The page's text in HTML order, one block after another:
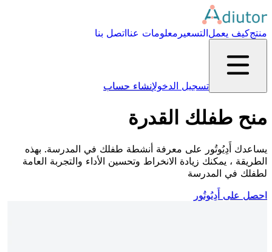
منتجكيف يعمل التسعيرمعلومات عنااتصل بنا
تسجيل الدخولإنشاء حساب
منح طفلك القدرة
يساعدك أَدِيُوتُور على معرفة أنشطة طفلك في المدرسة. بهذه
الطريقة ، يمكنك زيادة الانخراط وتحسين الأداء والتجربة العامة
لطفلك في المدرسة
احصل على أَدِيُوتُور